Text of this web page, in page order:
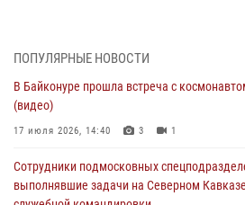
05 августа 2026, 15:48 1
Сотрудники спецподразделения
отработали навыки огневой подготовки на
04 августа 2026, 12:21
За прошедший месяц росгвардейцы 7386
сигналам «Тревога» с охраняемых
ПОПУЛЯРНЫЕ НОВОСТИ
В Байконуре прошла встреча с
(видео)
17 июля 2026, 14:40 3 1
Сотрудники подмосковных
выполнявшие задачи на Северном